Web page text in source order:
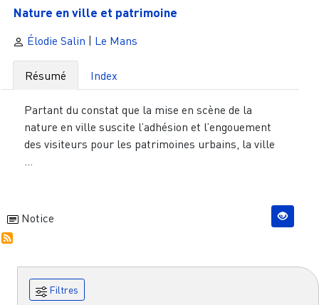
Nature en ville et patrimoine
Élodie Salin Le Mans
Résumé Index
Partant du constat que la mise en scène de la
nature en ville suscite l’adhésion et l’engouement
des visiteurs pour les patrimoines urbains, la ville
...
Notice
Filtres